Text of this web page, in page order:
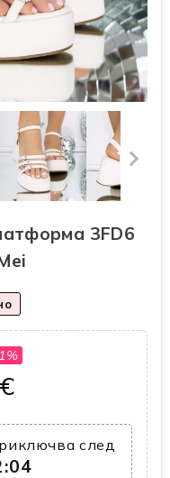
3FD6
след